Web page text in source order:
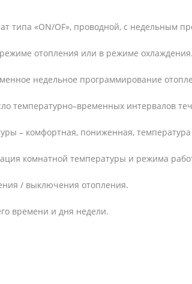
типа «ON/OF», проводной, с недельным
отопления или в режиме охлаждения.
недельное программирование
температурно–временных интервалов
– комфортная, пониженная,
комнатной температуры и режима
/ выключения отопления.
времени и дня недели.